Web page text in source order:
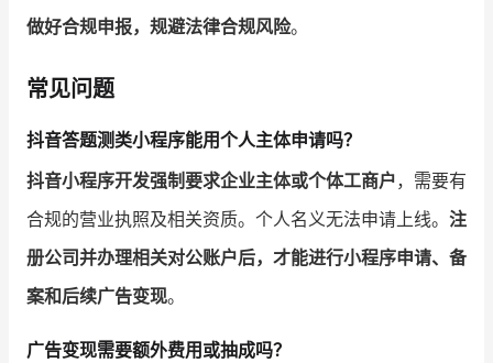
做好合规申报，规避法律合规风险。
常见问题
抖音答题测类小程序能用个人主体申请吗？
抖音小程序开发强制要求企业主体或个体工商户，需要有
合规的营业执照及相关资质。个人名义无法申请上线。 注
册公司并办理相关对公账户后，才能进行小程序申请、备
案和后续广告变现。
广告变现需要额外费用或抽成吗？